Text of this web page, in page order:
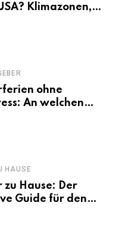
Klimazonen,
ohne
An welchen
HAUSE
zu Hause: Der
Guide für den